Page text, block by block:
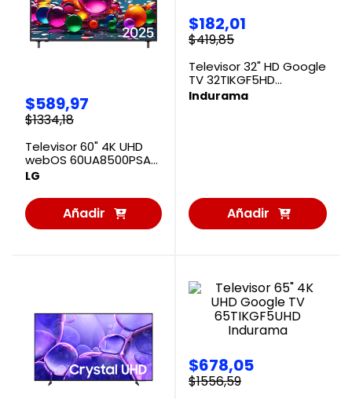
$589,97
$1334,18
Televisor 60" 4K UHD
webOS 60UA8500PSA
LG
LG
Añadir
al
$182,01
$419,85
Televisor 32" HD Google
TV 32TIKGF5HD
Indurama
Indurama
Añadir
al
$678,05
$1556,59